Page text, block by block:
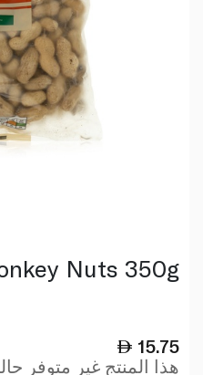
Nuts 350g
15.75
هذا المنتج غير متوفر